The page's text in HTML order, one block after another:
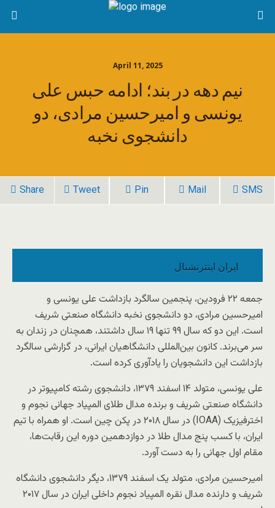
April 11, 2025
نیم دهه در بند؛ ادامه حبس علی
یونسی و امیرحسین مرادی، دو
دانشجوی نخبه
Share Tweet Pin Mail SMS
ایران اینترنشنال
جمعه ۲۲ فرودین، پنجمین سالگرد بازداشت علی یونسی و
امیرحسین مرادی، دو دانشجوی نخبه دانشگاه صنعتی شریف
است. این دو که سال ۹۹ تنها ۱۹ سال داشتند، همچنان در زندان به
سر می‌برند. کانون بین‌المللی دانشگاهیان ایرانی، در گزارشی سالگرد
بازداشت این دانشجویان را یادآوری کرده است.
علی یونسی، متولد ۱۴ اسفند ۱۳۷۹، دانشجوی رشته کامپیوتر در
دانشگاه صنعتی شریف و برنده مدال طلای المپیاد جهانی نجوم و
اخترفیزیک (IOAA) در سال ۲۰۱۸ در پکن چین است. او همراه با تیم
ایران، با کسب پنج مدال طلا در دوازدهمین دوره این رقابت‌ها،
مقام اول جهانی را به دست آورد.
امیرحسین مرادی، متولد یک اسفند ۱۳۷۹، دیگر دانشجوی دانشگاه
شریف و دارنده مدال نقره المپیاد نجوم داخلی ایران در سال ۲۰۱۷